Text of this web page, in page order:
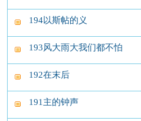
194以斯帖的义
193风大雨大我们都不怕
192在末后
191主的钟声